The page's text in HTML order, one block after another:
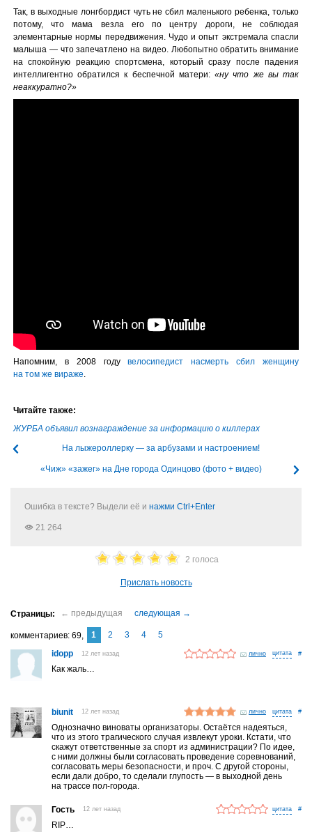
Так, в выходные лонгбордист чуть не сбил маленького ребенка, только
потому, что мама везла его по центру дороги, не соблюдая
элементарные нормы передвижения. Чудо и опыт экстремала спасли
малыша — что запечатлено на видео. Любопытно обратить внимание
на спокойную реакцию спортсмена, который сразу после падения
интеллигентно обратился к беспечной матери:«ну что же вы так
неаккуратно?»
Напомним, в 2008 годувелосипедист насмерть сбил женщину
на том же вираже.
Читайте также:
ЖУРБА объявил вознаграждение за информацию о киллерах
На лыжероллерку — за арбузами и настроением!
«Чиж» «зажег» на Дне города Одинцово (фото + видео)
Ошибка в тексте? Выдели её и нажми Ctrl+Enter
21 264
2 голоса
Прислать новость
комментариев 69 1 2 3 4
5
idopp
12 лет назад лично #
Как жаль…
biunit 12 лет назад лично #
Однозначно виноваты организаторы. Остаётся надеяться,
что из этого трагического случая извлекут уроки. Кстати, что
скажут ответственные за спорт из администрации? По идее,
с ними должны были согласовать проведение соревнований,
согласовать меры безопасности, и проч. С другой стороны,
если дали добро, то сделали глупость — в выходной день
на трассе пол-города.
Гость 12 лет назад #
RIP…